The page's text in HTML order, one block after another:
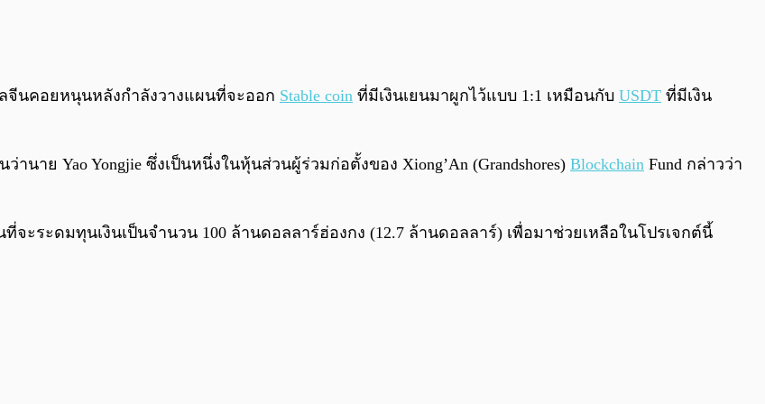
0:00/0:00
จีนคอยหนุนหลังกำลังวางแผนที่จะออก Stable coin ที่มีเงินเยนมาผูกไว้แบบ 1:1 เหมือนกับ USDT ที่มีเงิน
านาย Yao Yongjie ซึ่งเป็นหนึ่งในหุ้นส่วนผู้ร่วมก่อตั้งของ Xiong’An (Grandshores) Blockchain Fund กล่าวว่า
ที่จะระดมทุนเงินเป็นจำนวน 100 ล้านดอลลาร์ฮ่องกง (12.7 ล้านดอลลาร์) เพื่อมาช่วยเหลือในโปรเจกต์นี้